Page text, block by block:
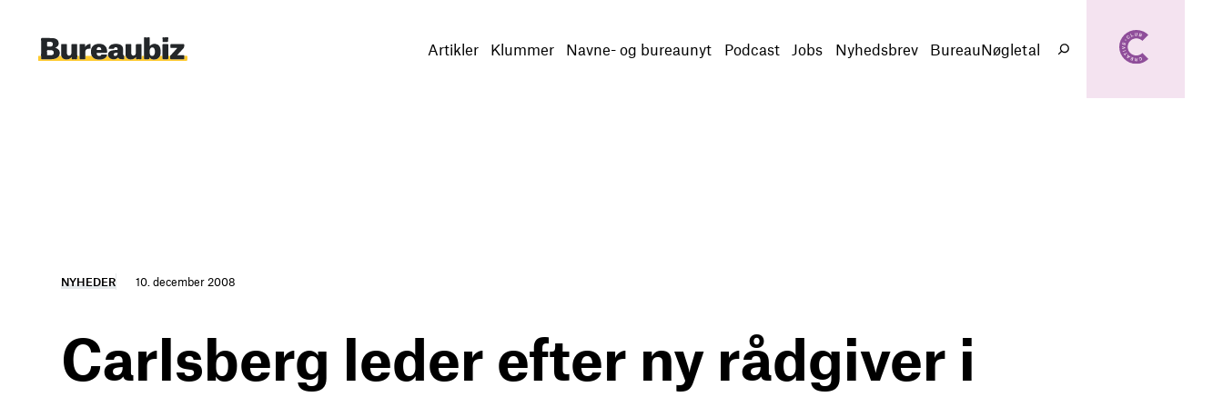
indhold
Artikler Klummer Navne- og bureaunyt Podcast Jobs Nyhedsbrev BureauNøgletal
Søg
NYHEDER 10. december 2008
Carlsberg leder efter ny rådgiver i